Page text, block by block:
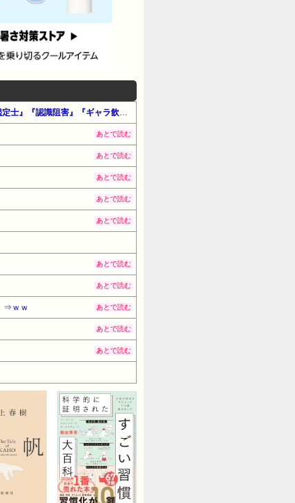
あとで読む
あとで読む
あとで読む
あとで読む
あとで読む
あとで読む
あとで読む
⇒ｗｗ あとで読む
あとで読む
あとで読む